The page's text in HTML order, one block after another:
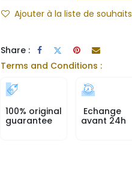
Ajouter à la liste de souhaits
Share :
Terms and Conditions :
100% original
guarantee
Echange
avant 24h